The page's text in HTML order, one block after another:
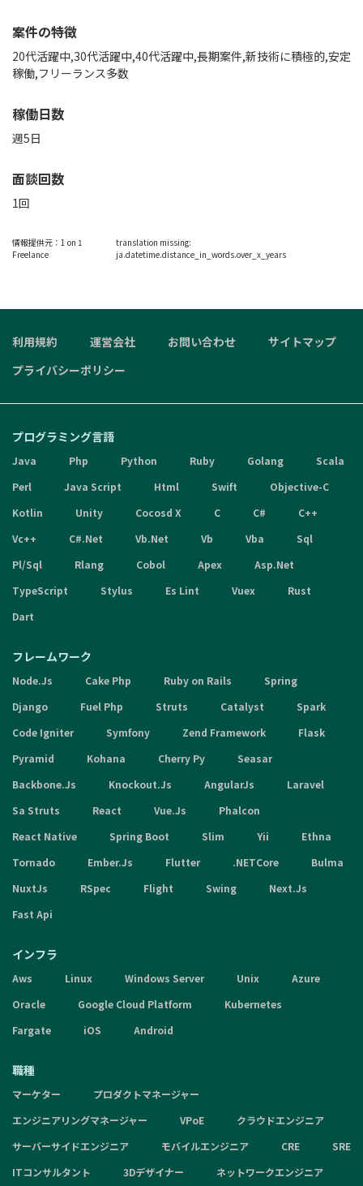
案件の特徴
20代活躍中,30代活躍中,40代活躍中,長期案件,新技術に積極的,安定
稼働,フリーランス多数
稼働日数
週5日
面談回数
1回
情報提供元： 1 on 1
Freelance
translation missing:
ja.datetime.distance_in_words.over_x_years
利用規約 運営会社 お問い合わせ
サイトマップ
プライバシーポリシー
プログラミング言語
Java Php Python Ruby Golang
Scala
Perl
Java Script Html Swift
Objective-C
Kotlin
Unity Cocosd X C C#
C++
Vc++
C#.Net Vb.Net Vb Vba
Sql
Pl/Sql
Rlang Cobol Apex
Asp.Net
TypeScript
Stylus Es Lint Vuex
Rust
Dart
フレームワーク
Node.Js Cake Php Ruby on Rails
Spring
Django
Fuel Php Struts Catalyst
Spark
Code Igniter
Symfony Zend Framework
Flask
Pyramid
Kohana Cherry Py
Seasar
Backbone.Js
Knockout.Js AngularJs
Laravel
Sa Struts
React Vue.Js
Phalcon
React Native
Spring Boot Slim Yii
Ethna
Tornado
Ember.Js Flutter .NETCore
Bulma
NuxtJs
RSpec Flight Swing
Next.Js
Fast Api
インフラ
Aws Linux Windows Server Unix
Azure
Oracle
Google Cloud Platform
Kubernetes
Fargate
iOS Android
職種
マーケター
プロダクトマネージャー
エンジニアリングマネージャー
VPoE
クラウドエンジニア
サーバーサイドエンジニア
モバイルエンジニア CRE
SRE
ITコンサルタント
3Dデザイナー ネットワークエンジニア